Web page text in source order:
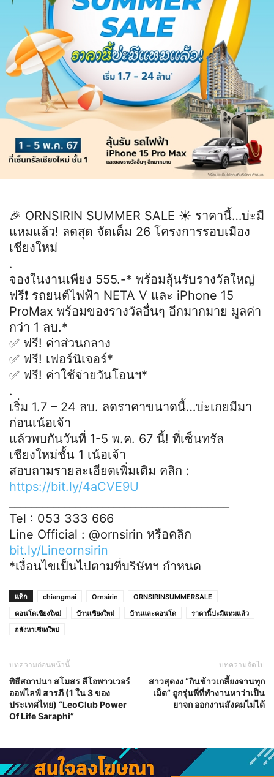
🎉 ORNSIRIN SUMMER SALE ☀️ ราคานี้…บ่ะมี
แหมแล้ว! ลดสุด จัดเต็ม 26 โครงการรอบเมือง
เชียงใหม่
.
จองในงานเพียง 555.-* พร้อมลุ้นรับรางวัลใหญ่
ฟรี❗ รถยนต์ไฟฟ้า NETA V และ iPhone 15
ProMax พร้อมของรางวัลอื่นๆ อีกมากมาย มูลค่า
กว่า 1 ลบ.*
✅ ฟรี! ค่าส่วนกลาง
✅ ฟรี! เฟอร์นิเจอร์*
✅ ฟรี! ค่าใช้จ่ายวันโอนฯ*
.
เริ่ม 1.7 – 24 ลบ. ลดราคาขนาดนี้…บ่ะเกยมีมา
ก่อนเน้อเจ้า
แล้วพบกันวันที่ 1-5 พ.ค. 67 นี้! ที่เซ็นทรัล
เชียงใหม่ชั้น 1 เน้อเจ้า
สอบถามรายละเอียดเพิ่มเติม คลิก :
https://bit.ly/4aCVE9U
Tel : 053 333 666
Line Official : @ornsirin หรือคลิก
bit.ly/Lineornsirin
*เงื่อนไขเป็นไปตามที่บริษัทฯ กำหนด
แท็ก chiangmai Ornsirin
ORNSIRINSUMMERSALE
คอนโดเชียงใหม่
บ้านเชียงใหม่ บ้านและคอนโด
ราคานี้บ่ะมีแหมแล้ว
อสังหาเชียงใหม่
บทความก่อนหน้านี้
พิธีสถาปนา สโมสร ลีโอพาวเวอร์
ออฟไลฟ์ สารภี (1 ใน 3 ของ
ประเทศไทย) “LeoClub Power
Of Life Saraphi”
บทความถัดไป
สาวสุดงง “กินข้าวเกลี้ยงจานทุก
เม็ด” ถูกรุ่นพี่ที่ทำงานหาว่าเป็น
ยาจก ออกงานสังคมไม่ได้